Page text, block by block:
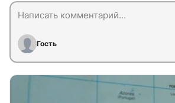
Гость